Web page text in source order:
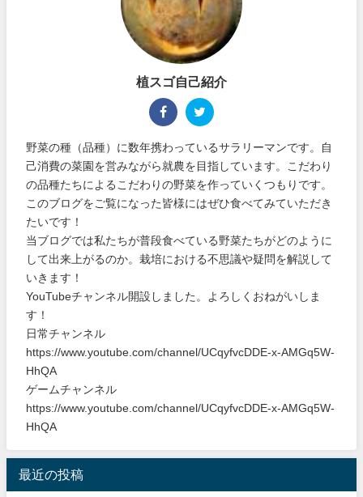
植スゴ自己紹介
野菜の種（品種）に数年携わっているサラリーマンです。自
己消費の菜園を営みながら就農を目指しています。こだわり
の品種たちによるこだわりの野菜を作っていくつもりです。
このブログをご覧になった皆様にはぜひ食べてみていただき
たいです！
当ブログでは私たちが普段食べている野菜たちがどのように
して出来上がるのか。栽培における不思議や疑問を解説して
いきます！
YouTubeチャンネル開設しました。よろしくおねがいしま
す！
日常チャンネル
https://www.youtube.com/channel/UCqyfvcDDE-x-AMGq5W-
HhQA
ゲームチャンネル
https://www.youtube.com/channel/UCqyfvcDDE-x-AMGq5W-
HhQA
最近の投稿